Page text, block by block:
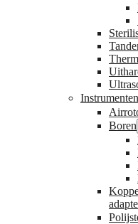
Instrumenten
Boren